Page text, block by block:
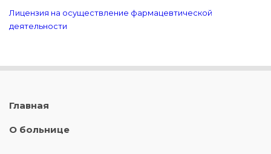
Лицензия на осуществление фармацевтической
деятельности
Главная
О больнице